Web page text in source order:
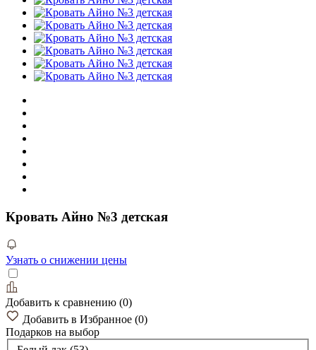
Кровать Айно №3 детская
Узнать о снижении цены
Добавить к сравнению (0)
Добавить в Избранное (0)
Подарков на выбор